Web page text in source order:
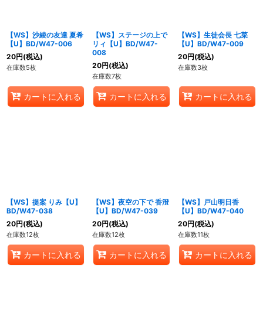
【WS】沙綾の友達 夏希
【U】BD/W47-006
20円(税込)
在庫数5枚
カートに入れる
【WS】ステージの上で
リィ【U】BD/W47-
008
20円(税込)
在庫数7枚
カートに入れる
【WS】生徒会長 七菜
【U】BD/W47-009
20円(税込)
在庫数3枚
カートに入れる
【WS】提案 りみ【U】
BD/W47-038
20円(税込)
在庫数12枚
カートに入れる
【WS】夜空の下で 香澄
【U】BD/W47-039
20円(税込)
在庫数12枚
カートに入れる
【WS】戸山明日香
【U】BD/W47-040
20円(税込)
在庫数11枚
カートに入れる